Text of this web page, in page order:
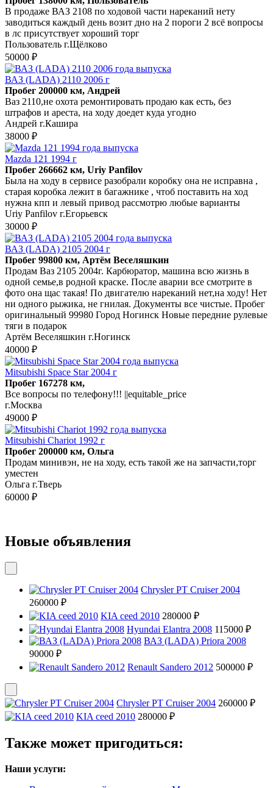
В продаже ВАЗ 2108 по ходовой части нареканий нету
заводиться каждый день возит дно на 2 пороги 2 всё вопросы
в лс присутствует хороший торг
Пользователь г.Щёлково
50000 ₽
ВАЗ (LADA) 2110 2006 г
Пробег 200000 км, Андрей
Ваз 2110,не охота ремонтировать продаю как есть, без
штрафов и ареста, на ходу доедет куда угодно
Андрей г.Кашира
38000 ₽
Mazda 121 1994 г
Пробег 266662 км, Uriy Panfilov
Была на ходу в сервисе разобрали коробку она не исправна ,
старая коробка лежит в багажнике , чтоб поставить на ход
нужна кпп и левый привод рассмотрю любые варианты
Uriy Panfilov г.Егорьевск
30000 ₽
ВАЗ (LADA) 2105 2004 г
Пробег 99800 км, Артём Веселяшкин
Продам Ваз 2105 2004г. Карбюратор, машина всю жизнь в
одной семье,в родной краске. После аварии все смотрите в
фото она щас такая! По двигателю нареканий нет,на ходу! Нет
ни одного рыжика, не гнилая. Документы все чистые. Пробег
оригинальный 99980 Город Ногинск Новые передние рулевые
тяги в подарок
Артём Веселяшкин г.Ногинск
40000 ₽
Mitsubishi Space Star 2004 г
Пробег 167278 км,
Все вопросы по телефону!!! ||equitable_price
г.Москва
49000 ₽
Mitsubishi Chariot 1992 г
Пробег 200000 км, Ольга
Продам минивэн, не на ходу, есть такой же на запчасти,торг
уместен
Ольга г.Тверь
60000 ₽
Новые объявления
Chrysler PT Cruiser 2004
260000 ₽
KIA ceed 2010 280000 ₽
Hyundai Elantra 2008 115000 ₽
ВАЗ (LADA) Priora 2008
90000 ₽
Renault Sandero 2012 500000 ₽
Chrysler PT Cruiser 2004 260000 ₽
KIA ceed 2010 280000 ₽
Также может пригодиться:
Наши услуги: